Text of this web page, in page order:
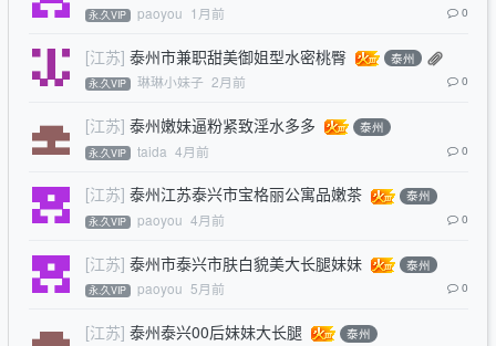
永.久VIP paoyou 1月前 0
[江苏] 泰州市兼职甜美御姐型水密桃臀 泰州
永.久VIP 琳琳小妹子 2月前 0
[江苏] 泰州嫩妹逼粉紧致淫水多多 泰州
永.久VIP taida 4月前 0
[江苏] 泰州江苏泰兴市宝格丽公寓品嫩茶 泰州
永.久VIP paoyou 4月前 0
[江苏] 泰州市泰兴市肤白貌美大长腿妹妹 泰州
永.久VIP paoyou 5月前 0
[江苏] 泰州泰兴00后妹妹大长腿 泰州